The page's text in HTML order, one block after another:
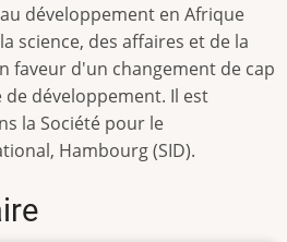
développement en Afrique
science, des affaires et de la
faveur d'un changement de cap
développement. Il est
la Société pour le
Hambourg (SID).